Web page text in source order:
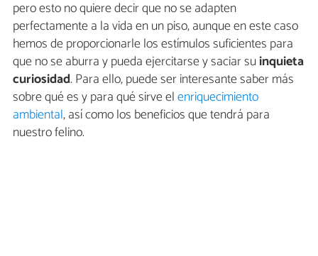
pero esto no quiere decir que no se adapten
perfectamente a la vida en un piso, aunque en este caso
hemos de proporcionarle los estímulos suficientes para
que no se aburra y pueda ejercitarse y saciar suinquieta
curiosidad. Para ello, puede ser interesante saber más
sobre qué es y para qué sirve elenriquecimiento
ambiental, así como los beneficios que tendrá para
nuestro felino.